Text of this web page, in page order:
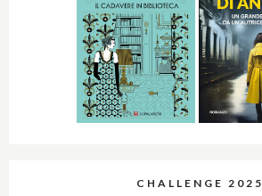
CHALLENGE 2025